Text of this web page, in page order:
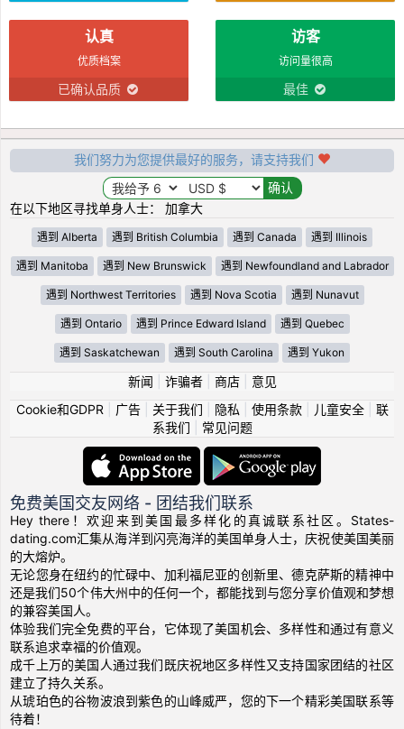
认真
优质档案
已确认品质
访客
访问量很高
最佳
我们努力为您提供最好的服务，请支持我们
在以下地区寻找单身人士： 加拿大
遇到 Alberta 遇到 British Columbia 遇到 Canada 遇到 Illinois
遇到 Manitoba 遇到 New Brunswick 遇到 Newfoundland and Labrador
遇到 Northwest Territories 遇到 Nova Scotia 遇到 Nunavut
遇到 Ontario 遇到 Prince Edward Island 遇到 Quebec
遇到 Saskatchewan 遇到 South Carolina 遇到 Yukon
新闻 诈骗者| 商店| 意见
Cookie和GDPR
广告| 关于我们 隐私 使用条款| 儿童安全| 联
系我们
常见问题
免费美国交友网络 - 团结我们联系
Hey there！欢迎来到美国最多样化的真诚联系社区。States-
dating.com汇集从海洋到闪亮海洋的美国单身人士，庆祝使美国美丽
的大熔炉。
无论您身在纽约的忙碌中、加利福尼亚的创新里、德克萨斯的精神中
还是我们50个伟大州中的任何一个，都能找到与您分享价值观和梦想
的兼容美国人。
体验我们完全免费的平台，它体现了美国机会、多样性和通过有意义
联系追求幸福的价值观。
成千上万的美国人通过我们既庆祝地区多样性又支持国家团结的社区
建立了持久关系。
从琥珀色的谷物波浪到紫色的山峰威严，您的下一个精彩美国联系等
待着！